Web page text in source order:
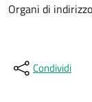
Organi di
Condividi